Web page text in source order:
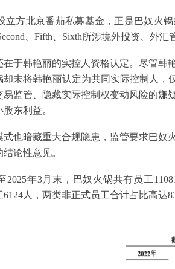
设立方北京番茄私募基金，正是巴奴
、Fifth、Sixth所涉境外投资、外
在于韩艳丽的实控人资格认定。尽管
却未将韩艳丽认定为共同实际控制人
易监管、隐藏实际控制权变动风险的嫌
东利益。
式也暗藏重大合规隐患，监管要求巴
论性意见。
2025年3月末，巴奴火锅共有员工
人，两类非正式员工合计占比高达